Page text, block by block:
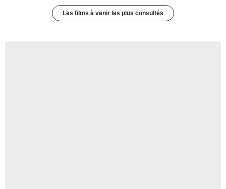
Les films à venir les plus consultés